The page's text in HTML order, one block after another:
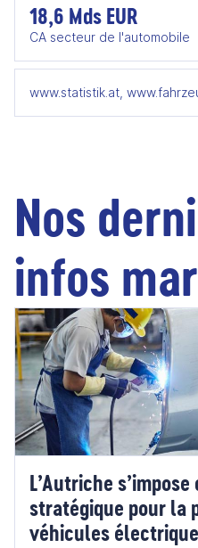
18,6 Mds EUR
CA secteur de l'automobile
www.statistik.at,
Nos
infos
L’Autriche
stratégique pour la
véhicules